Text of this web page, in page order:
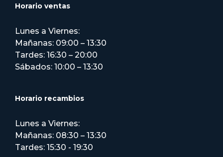
Horario ventas
Lunes a Viernes:
Mañanas: 09:00 – 13:30
Tardes: 16:30 – 20:00
Sábados: 10:00 – 13:30
Horario recambios
Lunes a Viernes:
Mañanas: 08:30 – 13:30
Tardes: 15:30 - 19:30